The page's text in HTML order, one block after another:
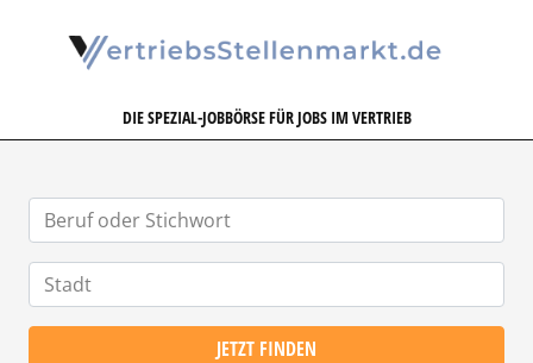
DIE SPEZIAL-JOBBÖRSE FÜR JOBS IM VERTRIEB
JETZT FINDEN